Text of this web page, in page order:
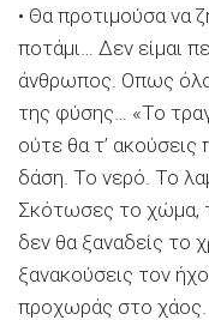
• Θα προτιμούσα να
ποτάμι… Δεν είμαι
άνθρωπος. Οπως
της φύσης… «Το
ούτε θα τ’
δάση. Το νερό. Το
Σκότωσες το χώμα,
δεν θα ξαναδείς το
ξανακούσεις τον
προχωράς στο χάος.